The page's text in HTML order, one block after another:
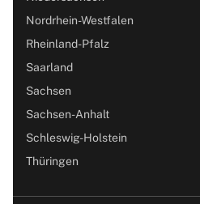
Nordrhein-Westfalen
Rheinland-Pfalz
Saarland
Sachsen
Sachsen-Anhalt
Schleswig-Holstein
Thüringen